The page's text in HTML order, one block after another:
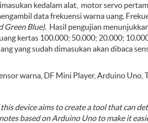
kedalam alat, motor servo
data frekuensi warna uang.
Green Blue). Hasil pengujian
kertas 100.000; 50.000; 20.000;
yang sudah dimasukan akan dibaca
warna, DF Mini Player, Arduino Uno,
this device aims to create a tool that can
based on Arduino Uno to make it